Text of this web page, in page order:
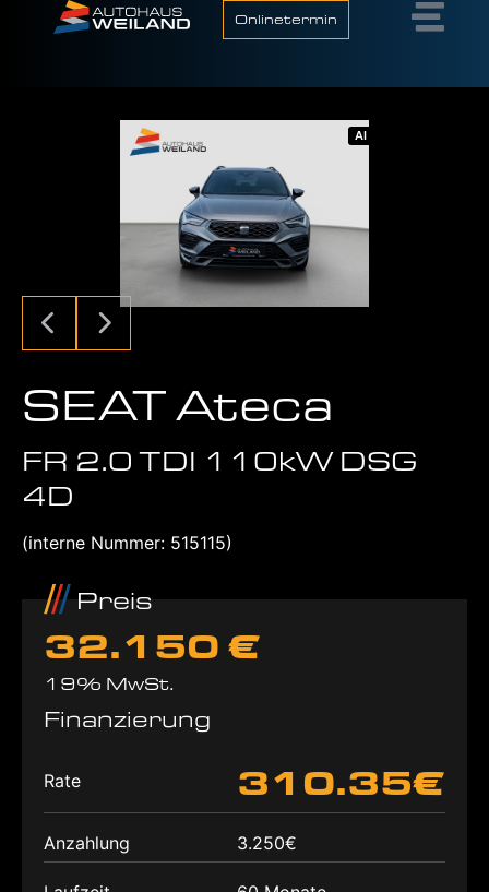
Onlinetermin
AI
SEAT Ateca
FR 2.0 TDI 110kW DSG
4D
(interne Nummer: 515115)
Preis
32.150 €
19% MwSt.
Finanzierung
Rate 310.35€
Anzahlung 3.250€